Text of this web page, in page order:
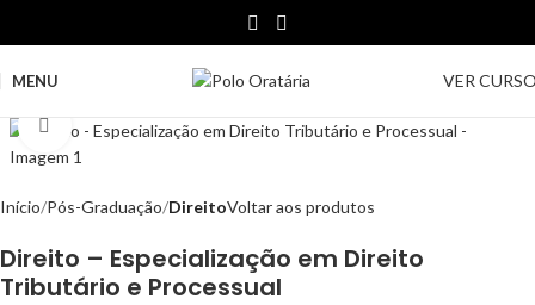
MENU VER
Clique para ampliar
Início Pós-Graduação DireitoVoltar aos produtos
Direito – Especialização em Direito
Tributário e Processual